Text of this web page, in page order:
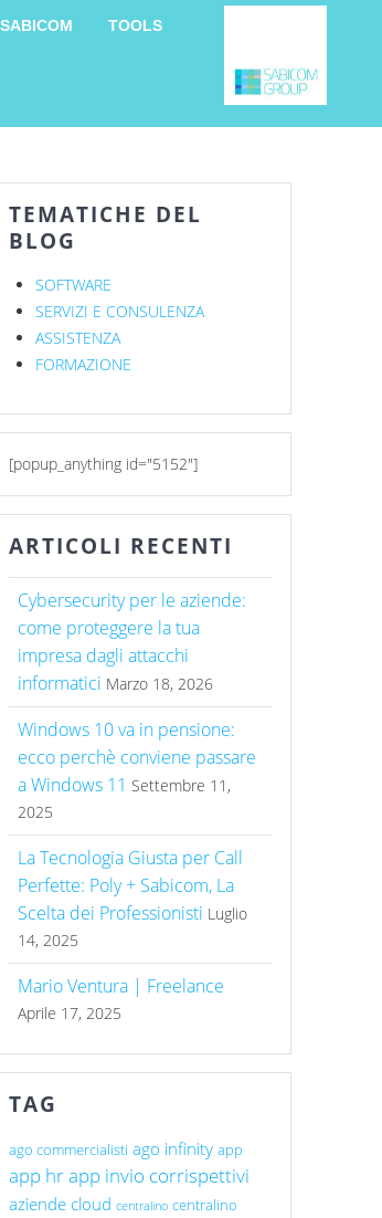
TOOLS
TEMATICHE DEL
BLOG
SOFTWARE
SERVIZI E CONSULENZA
ASSISTENZA
FORMAZIONE
[popup_anything id="5152"]
ARTICOLI RECENTI
Cybersecurity per le aziende:
come proteggere la tua
impresa dagli attacchi
informatici Marzo 18, 2026
Windows 10 va in pensione:
ecco perchè conviene passare
a Windows 11 Settembre 11,
2025
La Tecnologia Giusta per Call
Perfette: Poly + Sabicom, La
Scelta dei Professionisti Luglio
14, 2025
Mario Ventura | Freelance
Aprile 17, 2025
TAG
ago commercialisti ago infinity app
app hrapp invio corrispettivi
aziende cloud centralino centralino